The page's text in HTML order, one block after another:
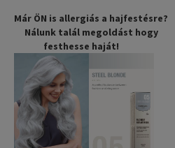
Már ÖN is allergiás a hajfestésre?
Nálunk talál megoldást hogy
festhesse haját!